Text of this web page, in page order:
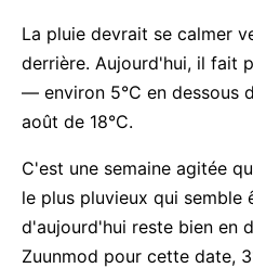
La pluie devrait se calmer
derrière. Aujourd'hui, il fait
— environ 5°C en dessous
août de 18°C.
C'est une semaine agitée
le plus pluvieux qui semble
d'aujourd'hui reste bien en
Zuunmod pour cette date,